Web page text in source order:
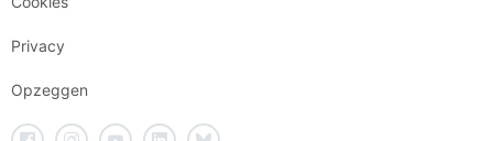
Privacy
Opzeggen